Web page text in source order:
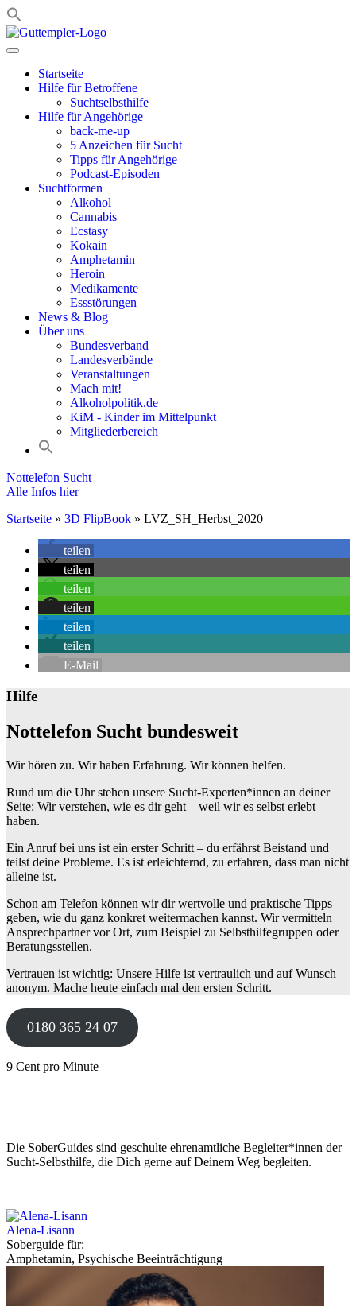
Zum
Inhalt
Startseite
Hilfe für Betroffene
Suchtselbsthilfe
Hilfe für Angehörige
back-me-up
5 Anzeichen für Sucht
Tipps für Angehörige
Podcast-Episoden
Suchtformen
Alkohol
Cannabis
Ecstasy
Kokain
Amphetamin
Heroin
Medikamente
Essstörungen
News & Blog
Über uns
Bundesverband
Landesverbände
Veranstaltungen
Mach mit!
Alkoholpolitik.de
KiM - Kinder im Mittelpunkt
Mitgliederbereich
Nottelefon Sucht
Alle Infos hier
Startseite » 3D FlipBook » LVZ_SH_Herbst_2020
teilen
teilen
teilen
teilen
teilen
teilen
E-Mail
Hilfe
Nottelefon Sucht bundesweit
Wir hören zu. Wir haben Erfahrung. Wir können helfen.
Rund um die Uhr stehen unsere Sucht-Experten*innen an deiner
Seite: Wir verstehen, wie es dir geht – weil wir es selbst erlebt
haben.
Ein Anruf bei uns ist ein erster Schritt – du erfährst Beistand und
teilst deine Probleme. Es ist erleichternd, zu erfahren, dass man nicht
alleine ist.
Schon am Telefon können wir dir wertvolle und praktische Tipps
geben, wie du ganz konkret weitermachen kannst. Wir vermitteln
Ansprechpartner vor Ort, zum Beispiel zu Selbsthilfegruppen oder
Beratungsstellen.
Vertrauen ist wichtig: Unsere Hilfe ist vertraulich und auf Wunsch
anonym. Mache heute einfach mal den ersten Schritt.
0180 365 24 07
9 Cent pro Minute
Die SoberGuides sind geschulte ehrenamtliche Begleiter*innen der
Sucht-Selbsthilfe, die Dich gerne auf Deinem Weg begleiten.
Alena-Lisann
Soberguide für:
Amphetamin, Psychische Beeinträchtigung